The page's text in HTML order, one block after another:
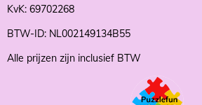
KvK: 69702268
BTW-ID: NL002149134B55
Alle prijzen zijn inclusief BTW